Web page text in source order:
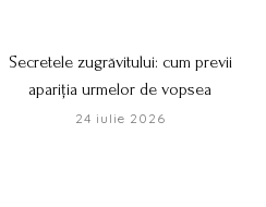
Secretele zugrăvitului: cum previi
apariția urmelor de vopsea
24 iulie 2026